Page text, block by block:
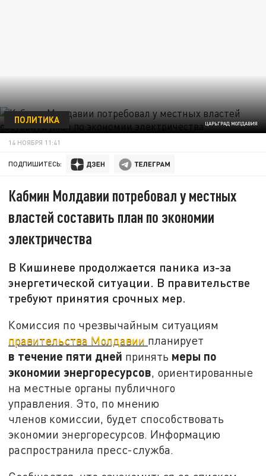
ЦАРЬГРАД МОЛДАВИЯ
ПОЛИТИКА
14 НОЯБРЯ 11:41
ПОДПИШИТЕСЬ:
Кабмин Молдавии потребовал у местных
властей составить план по экономии
электричества
В Кишиневе продолжается паника из-за
энергетической ситуации. В правительстве
требуют принятия срочных мер.
Комиссия по чрезвычайным ситуациям
правительства Молдавии планирует
в течение пяти дней принять меры по
экономии энергоресурсов, ориентированные
на местные органы публичного
управления. Это, по мнению
членов комиссии, будет способствовать
экономии энергоресурсов. Информацию
распространила пресс-служба.